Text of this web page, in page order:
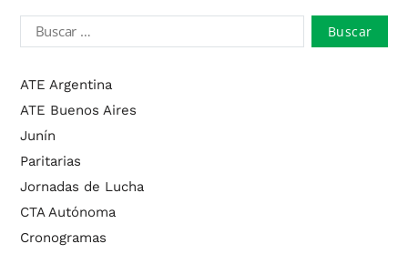
ATE Argentina
ATE Buenos Aires
Junín
Paritarias
Jornadas de Lucha
CTA Autónoma
Cronogramas